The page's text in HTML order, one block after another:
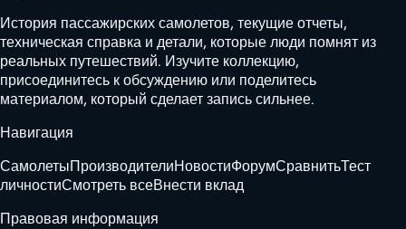
История пассажирских самолетов, текущие отчеты,
техническая справка и детали, которые люди помнят из
реальных путешествий. Изучите коллекцию,
присоединитесь к обсуждению или поделитесь
материалом, который сделает запись сильнее.
Навигация
СамолетыПроизводителиНовостиФорумСравнитьТест
личностиСмотреть всеВнести вклад
Правовая информация